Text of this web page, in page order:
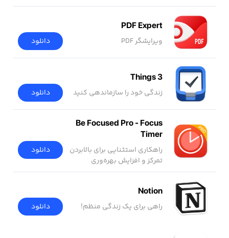
PDF Expert
ویرایشگر PDF دانلود
Things 3
زندگی خود را سازماندهی کنید دانلود
Be Focused Pro - Focus
Timer
راهکاری استثنایی برای بالابردن
تمرکز و افزایش بهره‌وری
دانلود
Notion
راهی برای یک زندگی منظم! دانلود